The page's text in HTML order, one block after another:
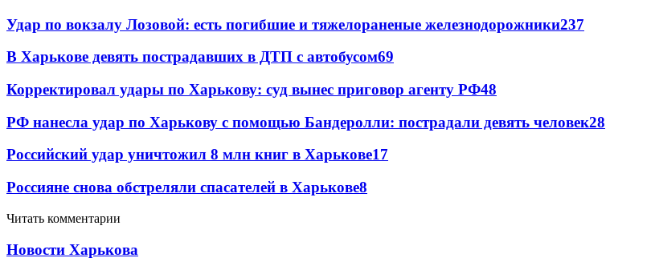
Удар по вокзалу Лозовой: есть погибшие и тяжелораненые железнодорожники237
В Харькове девять пострадавших в ДТП с автобусом69
Корректировал удары по Харькову: суд вынес приговор агенту РФ48
РФ нанесла удар по Харькову с помощью Бандеролли: пострадали девять человек28
Российский удар уничтожил 8 млн книг в Харькове17
Россияне снова обстреляли спасателей в Харькове8
Читать комментарии
Новости Харькова